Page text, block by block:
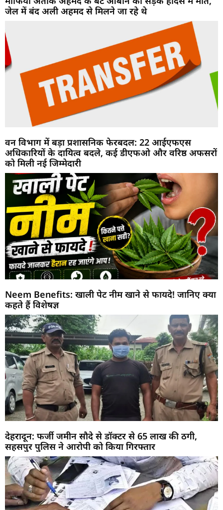
जेल में बंद अली अहमद से मिलने जा रहे थे
वन विभाग में बड़ा प्रशासनिक फेरबदल: 22 आईएफएस
अधिकारियों के दायित्व बदले, कई डीएफओ और वरिष्ठ अफसरों
को मिली नई जिम्मेदारी
Neem Benefits: खाली पेट नीम खाने से फायदे! जानिए क्या
कहते हैं विशेषज्ञ
देहरादून: फर्जी जमीन सौदे से डॉक्टर से 65 लाख की ठगी,
सहसपुर पुलिस ने आरोपी को किया गिरफ्तार